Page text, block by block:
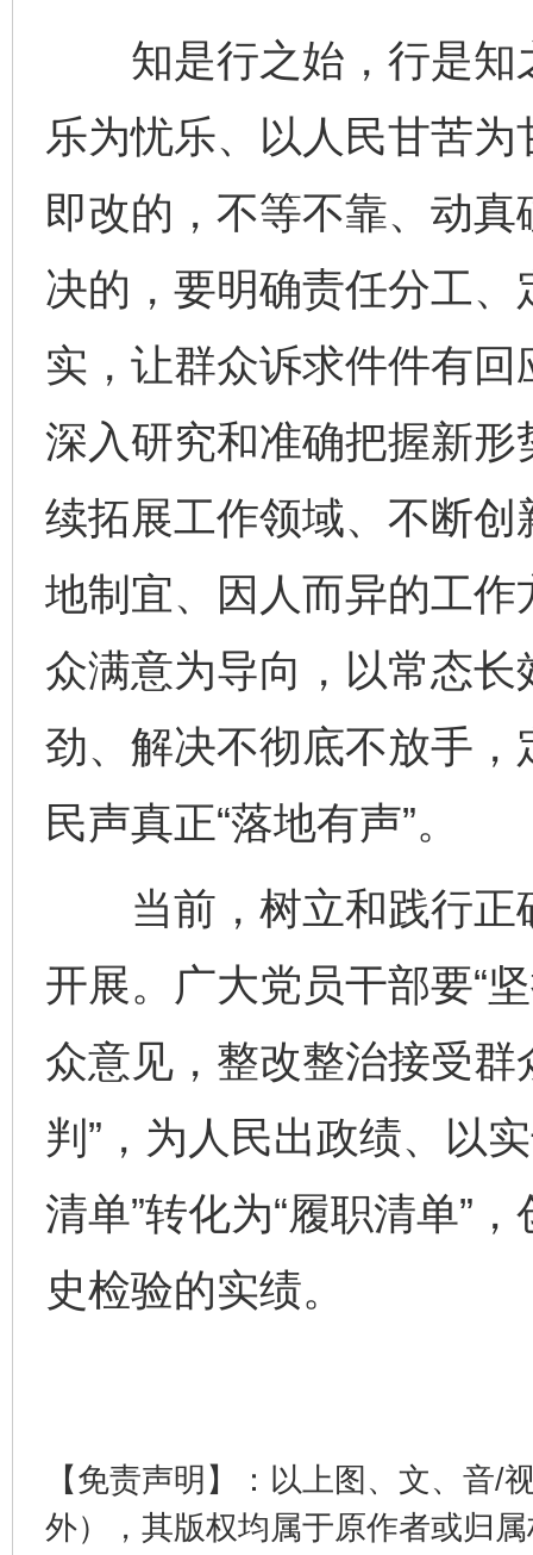
知是行之始，行是知
乐为忧乐、以人民甘苦
即改的，不等不靠、动
决的，要明确责任分工
实，让群众诉求件件有
深入研究和准确把握新
续拓展工作领域、不断
地制宜、因人而异的工
众满意为导向，以常态
劲、解决不彻底不放手
民声真正“落地有声”。
当前，树立和践行正
开展。广大党员干部要“
众意见，整改整治接受
判”，为人民出政绩、以
清单”转化为“履职清单”
史检验的实绩。
【免责声明】：以上图、文、音/
外），其版权均属于原作者或归
东山县通报“牛蛙产品抗生素超标问题” 法